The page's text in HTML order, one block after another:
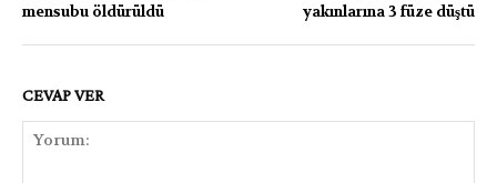
mensubu öldürüldü
yakınlarına 3 füze düştü
CEVAP VER